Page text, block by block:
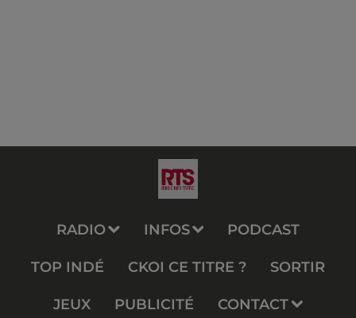
RADIO INFOS PODCAST
TOP INDÉ CKOI CE TITRE ? SORTIR
JEUX PUBLICITÉ CONTACT